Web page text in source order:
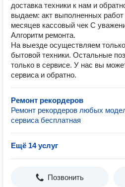
доставка техники к нам и
выдаем: акт выполненных работ
месяцев кассовый чек С
Алгоритм ремонта.
На выезде осуществляем
бытовой техники. Остальные
только в сервисе. У нас вы
сервиса и обратно.
Ремонт рекордеров
Ремонт рекордеров любых
сервиса бесплатная
Ещё 14 услуг
Позвонить